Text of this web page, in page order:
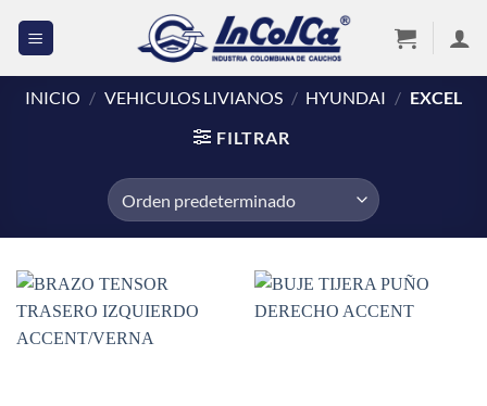
INICIO / VEHICULOS LIVIANOS / HYUNDAI / EXCEL
FILTRAR